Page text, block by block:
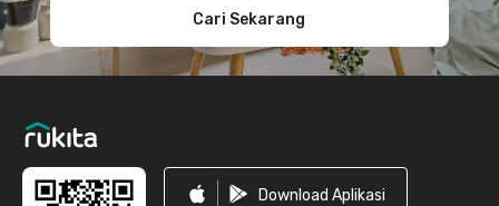
Cari Sekarang
Download Aplikasi